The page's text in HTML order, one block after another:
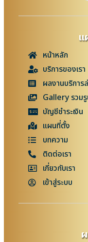
แ
หน้าหลัก
บริการของเรา
ผลงานบริการ
Gallery รวม
บัญชีชำระเงิน
แผนที่ตั้ง
บทความ
ติดต่อเรา
เกี่ยวกับเรา
เข้าสู่ระบบ